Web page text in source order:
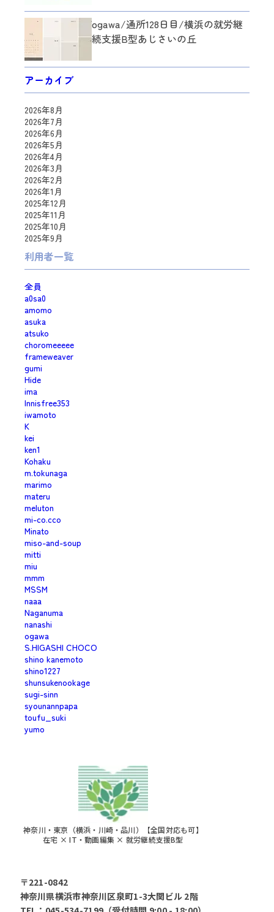
ogawa/通所128日目/横浜の就労継
続支援B型あじさいの丘
アーカイブ
2026年8月
2026年7月
2026年6月
2026年5月
2026年4月
2026年3月
2026年2月
2026年1月
2025年12月
2025年11月
2025年10月
2025年9月
利用者一覧
全員
a0sa0
amomo
asuka
atsuko
choromeeeee
frameweaver
gumi
Hide
ima
Innisfree353
iwamoto
K
kei
ken1
Kohaku
m.tokunaga
marimo
materu
meluton
mi-co.cco
Minato
miso-and-soup
mitti
miu
mmm
MSSM
naaa
Naganuma
nanashi
ogawa
S.HIGASHI CHOCO
shino kanemoto
shino1227
shunsukenookage
sugi-sinn
syounannpapa
toufu_suki
yumo
神奈川・東京（横浜・川崎・品川）【全国対応も可】
在宅 × IT・動画編集 × 就労継続支援B型
〒221-0842
神奈川県横浜市神奈川区泉町1-3大関ビル 2階